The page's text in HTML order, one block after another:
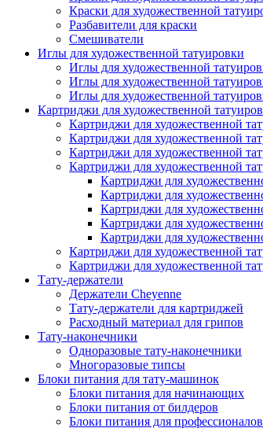
Краски для художественной
Разбавители для краски
Смешиватели
Иглы для художественной татуировки
Иглы для художественной
Иглы для художественной
Иглы для художественной
Картриджи для художественной
Картриджи для художественной
Картриджи для художественной
Картриджи для художественной
Картриджи для художественной
Картриджи для
Картриджи для
Картриджи для
Картриджи для
Картриджи для
Картриджи для художественной
Картриджи для художественной
Тату-держатели
Держатели Cheyenne
Тату-держатели для картриджей
Расходный материал для грипов
Тату-наконечники
Одноразовые тату-наконечники
Многоразовые типсы
Блоки питания для тату-машинок
Блоки питания для начинающих
Блоки питания от билдеров
Блоки питания для профессионалов